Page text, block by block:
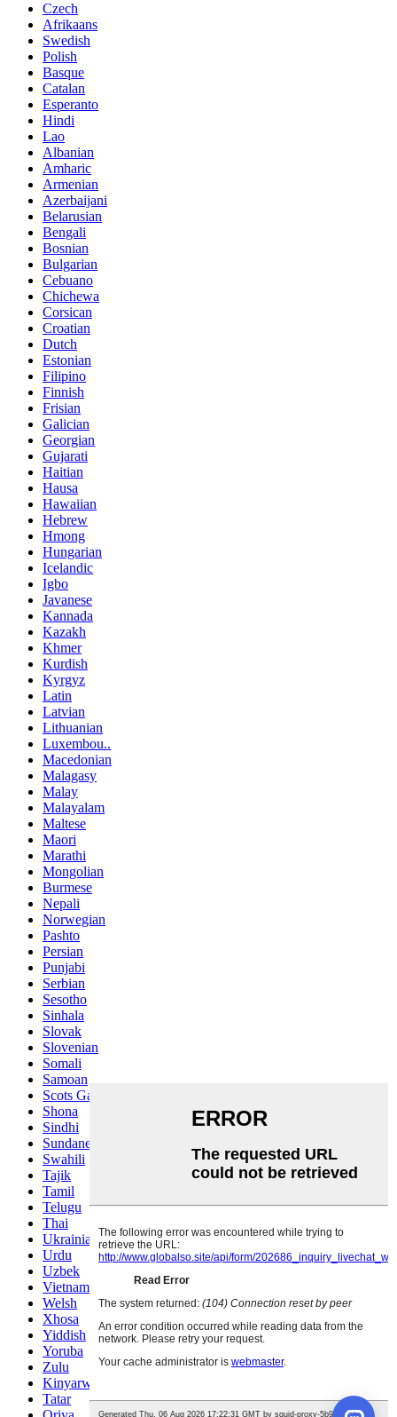
Czech
Afrikaans
Swedish
Polish
Basque
Catalan
Esperanto
Hindi
Lao
Albanian
Amharic
Armenian
Azerbaijani
Belarusian
Bengali
Bosnian
Bulgarian
Cebuano
Chichewa
Corsican
Croatian
Dutch
Estonian
Filipino
Finnish
Frisian
Galician
Georgian
Gujarati
Haitian
Hausa
Hawaiian
Hebrew
Hmong
Hungarian
Icelandic
Igbo
Javanese
Kannada
Kazakh
Khmer
Kurdish
Kyrgyz
Latin
Latvian
Lithuanian
Luxembou..
Macedonian
Malagasy
Malay
Malayalam
Maltese
Maori
Marathi
Mongolian
Burmese
Nepali
Norwegian
Pashto
Persian
Punjabi
Serbian
Sesotho
Sinhala
Slovak
Slovenian
Somali
Samoan
Scots Gaelic
Shona
Sindhi
Sundanese
Swahili
Tajik
Tamil
Telugu
Thai
Ukrainian
Urdu
Uzbek
Vietnamese
Welsh
Xhosa
Yiddish
Yoruba
Zulu
Kinyarwanda
Tatar